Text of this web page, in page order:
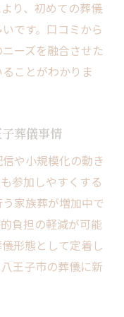
り、初めての葬儀
です。口コミから
ーズを融合させた
ことがわかりま
葬儀事情
や小規模化の動き
参加しやすくする
家族葬が増加中で
負担の軽減が可能
形態として定着し
王子市の葬儀に新